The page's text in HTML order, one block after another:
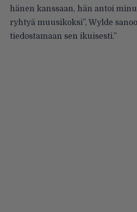
hänen kanssaan, hän antoi
ryhtyä muusikoksi”, Wylde
tiedostamaan sen ikuisesti.”